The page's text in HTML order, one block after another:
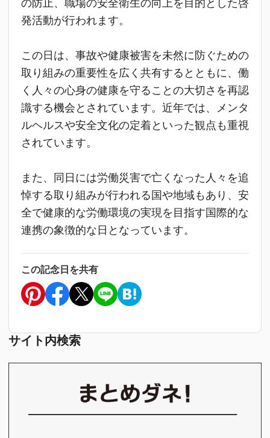
の防止、職場の安全衛生の向上を目的とした啓
発活動が行われます。
この日は、事故や健康被害を未然に防ぐための
取り組みの重要性を広く共有するとともに、働
く人々の心身の健康を守ることの大切さを再認
識する機会とされています。近年では、メンタ
ルヘルスや安全文化の定着といった観点も重視
されています。
また、同日には労働災害で亡くなった人々を追
悼する取り組みが行われる国や地域もあり、安
全で健康的な労働環境の実現を目指す国際的な
連携の象徴的な日となっています。
この記念日を共有
サイト内検索